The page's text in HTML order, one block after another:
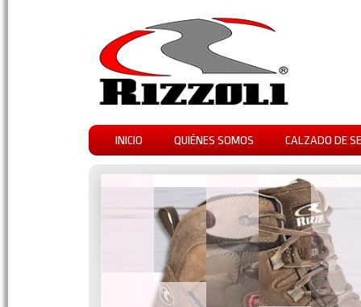
INICIO QUIÉNES SOMOS CALZADO DE